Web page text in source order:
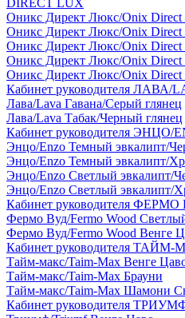
DIRECT LUX
Оникс Директ Люкс/Onix
Оникс Директ Люкс/Onix
Оникс Директ Люкс/Onix Direct
Оникс Директ Люкс/Onix Direct
Оникс Директ Люкс/Onix Direct
Кабинет руководителя ЛАВА/
Лава/Lava Гавана/Серый глянец
Лава/Lava Табак/Черный глянец
Кабинет руководителя ЭНЦО/
Энцо/Enzo Темный эвкалипт/
Энцо/Enzo Темный эвкалипт/
Энцо/Enzo Светлый эвкалипт/
Энцо/Enzo Светлый эвкалипт/
Кабинет руководителя
Фермо Вуд/Fermo Wood
Фермо Вуд/Fermo Wood Венге
Кабинет руководителя
Тайм-макс/Taim-Max Венге
Тайм-макс/Taim-Max Брауни
Тайм-макс/Taim-Max Шамони
Кабинет руководителя